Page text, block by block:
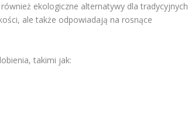
ekologiczne alternatywy dla tradycyjnych
ale także odpowiadają na rosnące
takimi jak: